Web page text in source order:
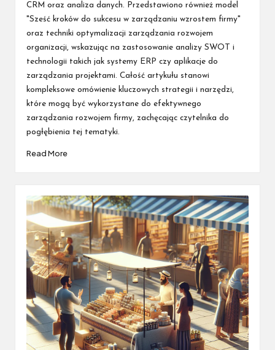
CRM oraz analiza danych. Przedstawiono również model
"Sześć kroków do sukcesu w zarządzaniu wzrostem firmy"
oraz techniki optymalizacji zarządzania rozwojem
organizacji, wskazując na zastosowanie analizy SWOT i
technologii takich jak systemy ERP czy aplikacje do
zarządzania projektami. Całość artykułu stanowi
kompleksowe omówienie kluczowych strategii i narzędzi,
które mogą być wykorzystane do efektywnego
zarządzania rozwojem firmy, zachęcając czytelnika do
pogłębienia tej tematyki.
Read More